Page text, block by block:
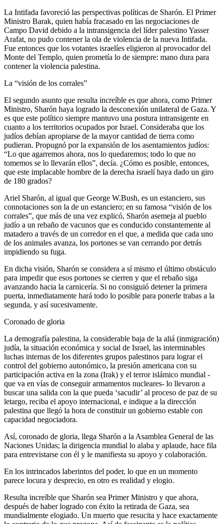
La Intifada favoreció las perspectivas políticas de Sharón. El Primer
Ministro Barak, quien había fracasado en las negociaciones de
Campo David debido a la intransigencia del líder palestino Yasser
Arafat, no pudo contener la ola de violencia de la nueva Intifada.
Fue entonces que los votantes israelíes eligieron al provocador del
Monte del Templo, quien prometía lo de siempre: mano dura para
contener la violencia palestina.
La “visión de los corrales”
El segundo asunto que resulta increíble es que ahora, como Primer
Ministro, Sharón haya logrado la desconexión unilateral de Gaza. Y
es que este político siempre mantuvo una postura intransigente en
cuanto a los territorios ocupados por Israel. Consideraba que los
judíos debían apropiarse de la mayor cantidad de tierra como
pudieran. Propugnó por la expansión de los asentamientos judíos:
“Lo que agarremos ahora, nos lo quedaremos; todo lo que no
tomemos se lo llevarán ellos”, decía. ¿Cómo es posible, entonces,
que este implacable hombre de la derecha israelí haya dado un giro
de 180 grados?
Ariel Sharón, al igual que George W.Bush, es un estanciero, sus
connotaciones son la de un estanciero; en su famosa “visión de los
corrales”, que más de una vez explicó, Sharón asemeja al pueblo
judío a un rebaño de vacunos que es conducido constantemente al
matadero a través de un corredor en el que, a medida que cada uno
de los animales avanza, los portones se van cerrando por detrás
impidiendo su fuga.
En dicha visión, Sharón se considera a sí mismo el último obstáculo
para impedir que esos portones se cierren y que el rebaño siga
avanzando hacia la carnicería. Si no consiguió detener la primera
puerta, inmediatamente hará todo lo posible para ponerle trabas a la
segunda, y así sucesivamente.
Coronado de gloria
La demografía palestina, la considerable baja de la aliá (inmigración)
judía, la situación económica y social de Israel, las interminables
luchas internas de los diferentes grupos palestinos para lograr el
control del gobierno autonómico, la presión americana con su
participación activa en la zona (Irak) y el terror islámico mundial -
que va en vías de conseguir armamentos nucleares- lo llevaron a
buscar una salida con la que pueda ‘sacudir’ al proceso de paz de su
letargo, reciba el apoyo internacional, e indique a la dirección
palestina que llegó la hora de constituir un gobierno estable con
capacidad negociadora.
Así, coronado de gloria, llega Sharón a la Asamblea General de las
Naciones Unidas; la dirigencia mundial lo alaba y aplaude, hace fila
para entrevistarse con él y le manifiesta su apoyo y colaboración.
En los intrincados laberintos del poder, lo que en un momento
parece locura y desprecio, en otro es realidad y elogio.
Resulta increíble que Sharón sea Primer Ministro y que ahora,
después de haber logrado con éxito la retirada de Gaza, sea
mundialmente elogiado. Un muerto que resucita y hace exactamente